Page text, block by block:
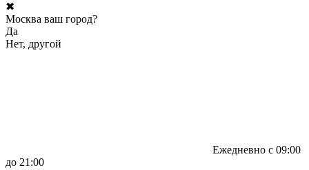
✖
Москва ваш город?
Да
Нет, другой
Ежедневно с 09:00
до 21:00